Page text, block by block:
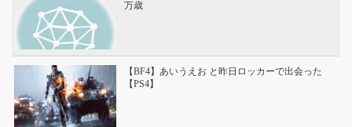
万歳
【BF4】あいうえお と昨日ロッカーで出会った
【PS4】